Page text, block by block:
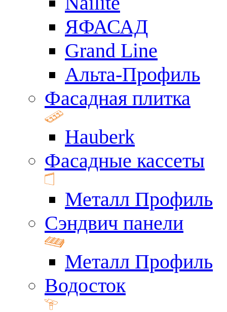
ЯФАСАД
Grand Line
Альта-Профиль
Фасадная плитка
Hauberk
Фасадные кассеты
Металл Профиль
Сэндвич панели
Металл Профиль
Водосток